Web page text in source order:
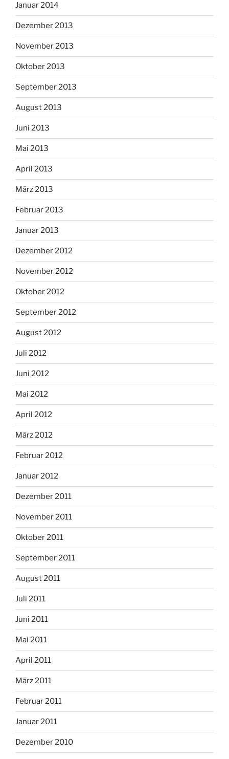
Januar 2014
Dezember 2013
November 2013
Oktober 2013
September 2013
August 2013
Juni 2013
Mai 2013
April 2013
März 2013
Februar 2013
Januar 2013
Dezember 2012
November 2012
Oktober 2012
September 2012
August 2012
Juli 2012
Juni 2012
Mai 2012
April 2012
März 2012
Februar 2012
Januar 2012
Dezember 2011
November 2011
Oktober 2011
September 2011
August 2011
Juli 2011
Juni 2011
Mai 2011
April 2011
März 2011
Februar 2011
Januar 2011
Dezember 2010